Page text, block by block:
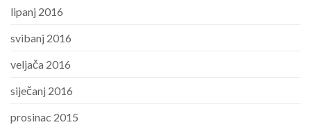
lipanj 2016
svibanj 2016
veljača 2016
siječanj 2016
prosinac 2015